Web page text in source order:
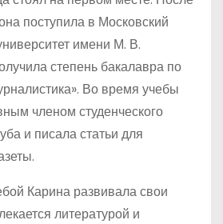
поступила в Московский
имени М. В.
степень бакалавра по
Во время учебы
членом студенческого
и писала статьи для
Карина развивала свои
литературой и